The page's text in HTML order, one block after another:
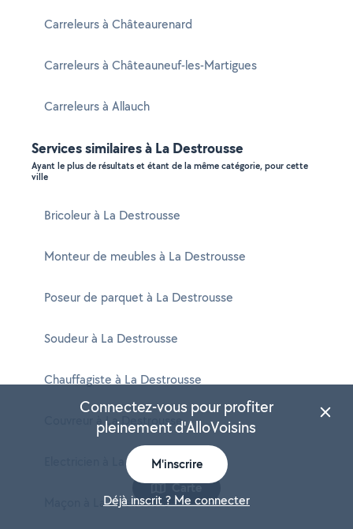
Carreleurs à Châteaurenard
Carreleurs à Châteauneuf-les-Martigues
Carreleurs à Allauch
Services similaires à La Destrousse
Ayant le plus de résultats et étant de la même catégorie, pour cette
ville
Bricoleur à La Destrousse
Monteur de meubles à La Destrousse
Poseur de parquet à La Destrousse
Soudeur à La Destrousse
Chauffagiste à La Destrousse
Couvreur à La Destrousse
Electricien à La Destrousse
Maçon à La Destrousse
Carte
Connectez-vous pour profiter
pleinement d'AlloVoisins
M'inscrire
Déjà inscrit ? Me connecter